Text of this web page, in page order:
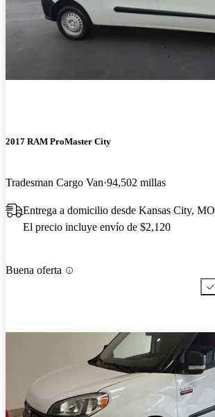
2017 RAM ProMaster City
Tradesman Cargo Van 94,502 millas
Entrega a domicilio desde Kansas City, MO
El precio incluye envío de $2,120
Buena oferta